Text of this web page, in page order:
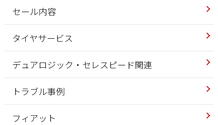
セール内容
タイヤサービス
デュアロジック・セレスピード関連
トラブル事例
フィアット